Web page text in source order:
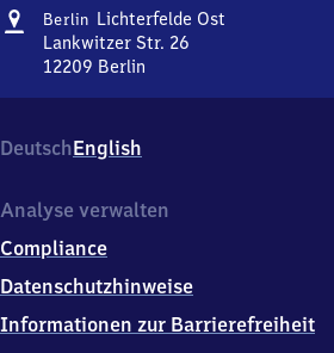
Adresse
Berlin Lichterfelde OstBerlin-
Lankwitzer Str. 26
12209 Berlin
Ost,
Lankwitzer
26,
2
2
9
DeutschEnglish
Analyse verwalten
Compliance
Datenschutzhinweise
Informationen zur Barrierefreiheit